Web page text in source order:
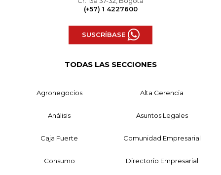
(+57) 1 4227600
SUSCRÍBASE
TODAS LAS SECCIONES
Agronegocios Alta Gerencia
Análisis Asuntos Legales
Caja Fuerte Comunidad Empresarial
Consumo Directorio Empresarial